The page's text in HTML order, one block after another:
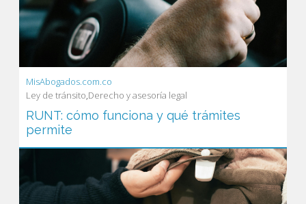
MisAbogados.com.co
Ley de tránsito Derecho y asesoría legal
RUNT: cómo funciona y qué trámites
permite